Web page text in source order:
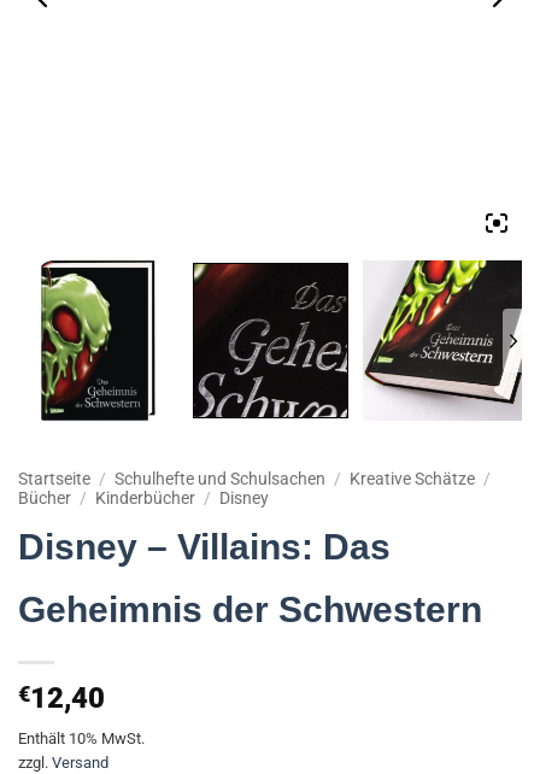
Startseite / Schulhefte und Schulsachen / Kreative Schätze /
Bücher / Kinderbücher / Disney
Disney – Villains: Das
Geheimnis der Schwestern
€12,40
Enthält 10% MwSt.
zzgl. Versand